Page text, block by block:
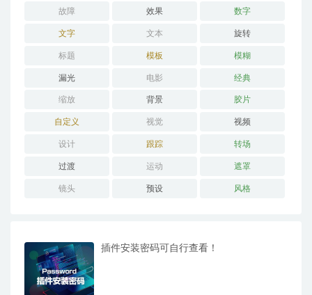
故障 效果 数字
文字 文本 旋转
标题 模板 模糊
漏光 电影 经典
缩放 背景 胶片
自定义 视觉 视频
设计 跟踪 转场
过渡 运动 遮罩
镜头 预设 风格
插件安装密码可自行查看！